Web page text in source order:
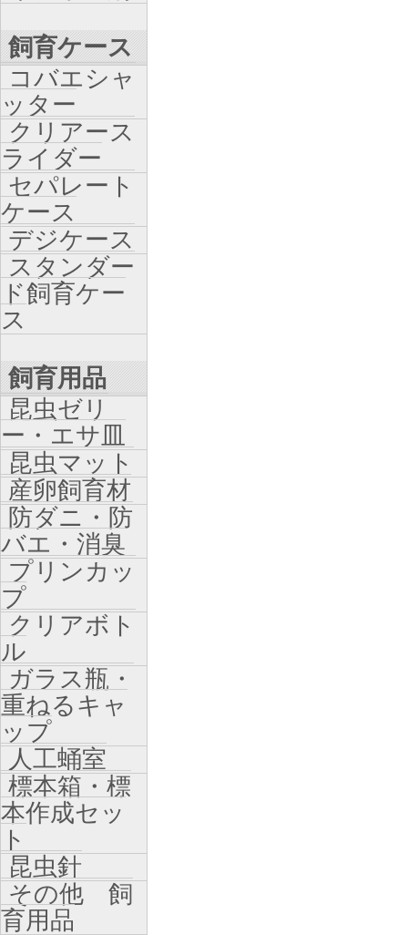
飼育ケース
コバエシャ
ッター
クリアース
ライダー
セパレート
ケース
デジケース
スタンダー
ド飼育ケー
ス
飼育用品
昆虫ゼリ
ー・エサ皿
昆虫マット
産卵飼育材
防ダニ・防
バエ・消臭
プリンカッ
プ
クリアボト
ル
ガラス瓶・
重ねるキャ
ップ
人工蛹室
標本箱・標
本作成セッ
ト
昆虫針
その他 飼
育用品